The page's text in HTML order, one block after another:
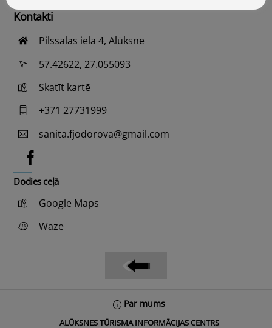
Kontakti
Pilssalas iela 4, Alūksne
57.42622, 27.055093
Skatīt kartē
+371 27731999
sanita.fjodorova@gmail.com
Dodies ceļā
Google Maps
Waze
Par mums
ALŪKSNES TŪRISMA INFORMĀCIJAS CENTRS